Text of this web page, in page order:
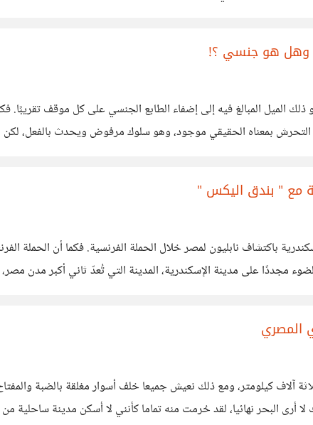
وهل هو جنسي ؟!
الميل المبالغ فيه إلى إضفاء الطابع الجنسي على كل موقف تقريبًا.
قد يكون مختلفًا تمامًا. لا يمكن إنكار أن التحرش بمعناه الحقيقي موجود، وهو سلوك
مع " بندق اليكس "
باكتشاف نابليون لمصر خلال الحملة الفرنسية. فكما أن
المصري
آلاف كيلومتر، ومع ذلك نعيش جميعا خلف أسوار مغلقة بالضبة